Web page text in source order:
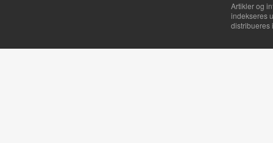
Artikler og
indekseres
distribueres